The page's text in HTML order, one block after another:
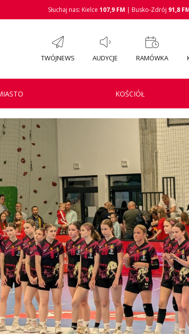
Słuchaj nas: Kielce 107,9 FM | Busko-Zdrój 91,8
TWÓJNEWS AUDYCJE RAMÓWKA
KOŚCIÓŁ